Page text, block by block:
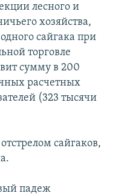
лесного и
хозяйства,
сайгака при
торговле
сумму в 200
расчетных
(323 тысячи
сайгаков,
падеж